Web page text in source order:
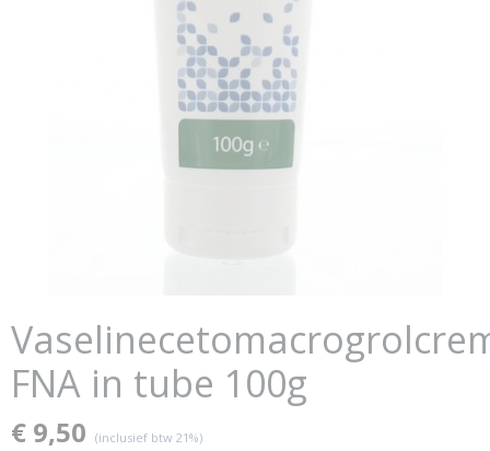
FNA in tube 100g
€ 9,50 (inclusief btw 21%)